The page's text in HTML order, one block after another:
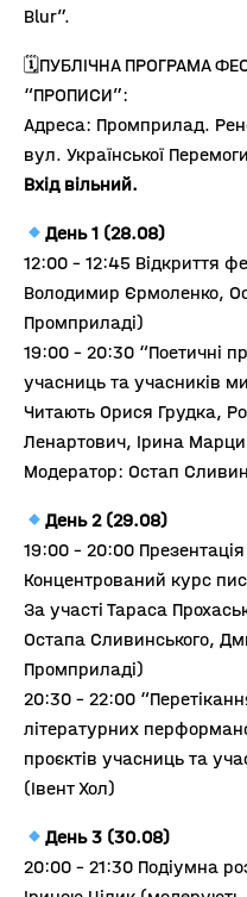
Blur”.
🗓ПУБЛІЧНА ПРОГРАМА
“ПРОПИСИ”:
Адреса: Промприлад.
вул. Української
Вхід вільний.
День 1 (28.08)
12:00 – 12:45 Відкриття
Володимир Єрмоленко,
Промприладі)
19:00 – 20:30 “Поетичні
учасниць та учасників
Читають Орися Грудка,
Ленартович, Ірина
Модератор: Остап
День 2 (29.08)
19:00 – 20:00
Концентрований курс
За участі Тараса
Остапа Сливинського,
Промприладі)
20:30 – 22:00
літературних
проєктів учасниць та
(Івент Хол)
День 3 (30.08)
20:00 – 21:30 Подіумна